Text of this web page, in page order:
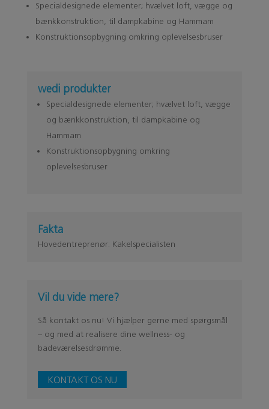
Specialdesignede elementer; hvælvet loft, vægge og
bænkkonstruktion, til dampkabine og Hammam
Konstruktionsopbygning omkring oplevelsesbruser
wedi produkter
Specialdesignede elementer; hvælvet loft, vægge
og bænkkonstruktion, til dampkabine og
Hammam
Konstruktionsopbygning omkring
oplevelsesbruser
Fakta
Hovedentreprenør: Kakelspecialisten
Vil du vide mere?
Så kontakt os nu! Vi hjælper gerne med spørgsmål
– og med at realisere dine wellness- og
badeværelsesdrømme.
KONTAKT OS NU